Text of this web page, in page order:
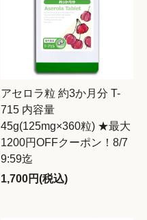
アセロラ粒 約3か月分 T-
715 内容量
45g(125mg×360粒) ★最大
1200円OFFクーポン！8/7
9:59迄
1,700円(税込)